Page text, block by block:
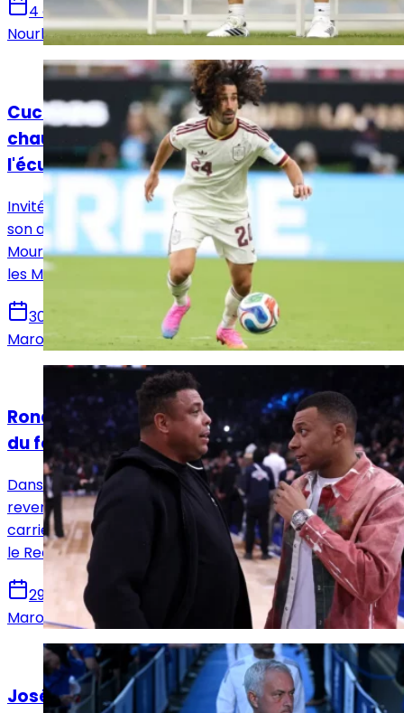
4 août 2026
Nourhane Haroui
Actualités
Cucurella : « Je préférerais me réveiller
chauve plutôt que de me faire tatouer
l'écusson du Barça »
Invité par El Chiringuito, Marc Cucurella s'est confié sur
son arrivée au Real Madrid, sa relation avec José
Mourinho et le rôle qu'il est prêt à endosser pour aider
les Merengues à conquérir de nouveaux titres.
30 juin 2026
Marouene Ghariani
Actualités
Ronaldo : « Mbappé est l'un des plus grands
du football actuel »
Dans un entretien accordé à L'Équipe, Ronaldo est
revenu sur plusieurs moments marquants de sa
carrière, tout en évoquant la France, Kylian Mbappé et
le Real Madrid.
29 juin 2026
Marouene Ghariani
Actualités
José Mourinho : « Je veux les meilleurs